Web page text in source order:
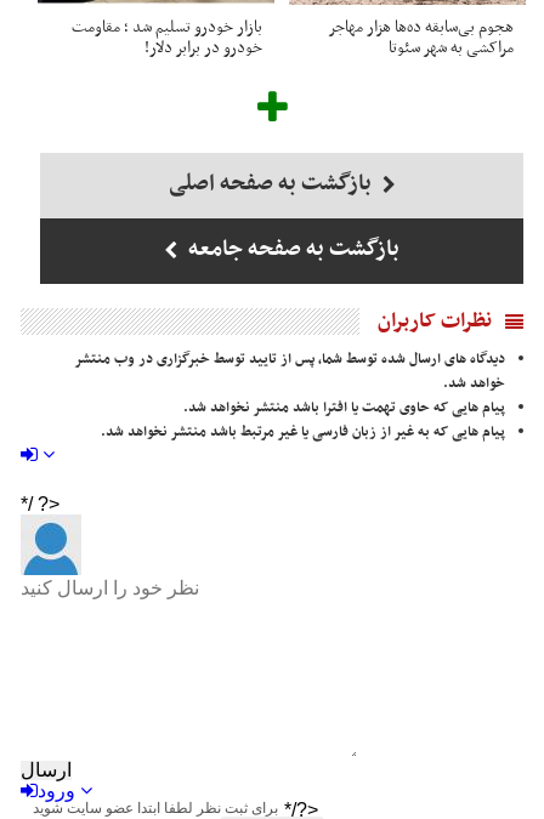
هجوم بی‌سابقه ده‌ها هزار مهاجر
مراکشی به شهر سئوتا
بازار خودرو تسلیم شد ؛ مقاومت
خودرو در برابر دلار!
بازگشت به صفحه اصلی
بازگشت به صفحه جامعه
نظرات کاربران
دیدگاه های ارسال شده توسط شما، پس از تایید توسط خبرگزاری در وب منتشر
خواهد شد.
پیام هایی که حاوی تهمت یا افترا باشد منتشر نخواهد شد.
پیام هایی که به غیر از زبان فارسی یا غیر مرتبط باشد منتشر نخواهد شد.